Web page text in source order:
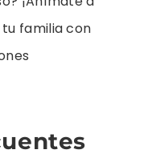
familia con